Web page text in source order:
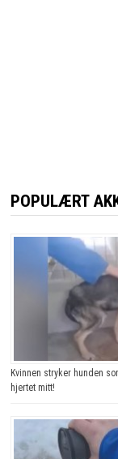
POPULÆRT
Kvinnen stryker hunden
hjertet mitt!